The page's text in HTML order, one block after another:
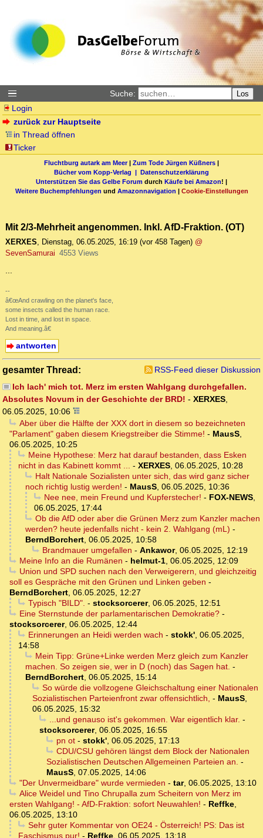
Suche: Los
Login
zurück zur Hauptseite
in Thread öffnen
Ticker
Fluchtburg autark am Meer| Zum Tode Jürgen Küßners |
Bücher vom Kopp-Verlag | Datenschutzerklärung
Unterstützen Sie das Gelbe Forum durch Käufe bei Amazon! |
Weitere Buchempfehlungen und Amazonnavigation | Cookie-Einstellungen
Mit 2/3-Mehrheit angenommen. Inkl. AfD-Fraktion. (OT)
XERXES, Dienstag, 06.05.2025, 16:19 (vor 458 Tagen) @
SevenSamurai 4553 Views
...
--
â€œAnd crawling on the planet's face,
some insects called the human race.
Lost in time, and lost in space.
And meaning.â€
antworten
gesamter Thread:
RSS-Feed dieser Diskussion
Ich lach' mich tot. Merz im ersten Wahlgang durchgefallen.
Absolutes Novum in der Geschichte der BRD! - XERXES,
06.05.2025, 10:06
Aber über die Hälfte der XXX dort in diesem so bezeichneten
"Parlament" gaben diesem Kriegstreiber die Stimme! - MausS,
06.05.2025, 10:25
Meine Hypothese: Merz hat darauf bestanden, dass Esken
nicht in das Kabinett kommt ... - XERXES, 06.05.2025, 10:28
Halt Nationale Sozialisten unter sich, das wird ganz sicher
noch richtig lustig werden! - MausS, 06.05.2025, 10:36
Nee nee, mein Freund und Kupferstecher! - FOX-NEWS,
06.05.2025, 17:44
Ob die AfD oder aber die Grünen Merz zum Kanzler machen
werden? heute jedenfalls nicht - kein 2. Wahlgang (mL) -
BerndBorchert, 06.05.2025, 10:58
Brandmauer umgefallen - Ankawor, 06.05.2025, 12:19
Meine Info an die Rumänen - helmut-1, 06.05.2025, 12:09
Union und SPD suchen nach den Verweigerern, und gleichzeitig
soll es Gespräche mit den Grünen und Linken geben -
BerndBorchert, 06.05.2025, 12:27
Typisch "BILD". - stocksorcerer, 06.05.2025, 12:51
Eine Sternstunde der parlamentarischen Demokratie?-
stocksorcerer, 06.05.2025, 12:44
Erinnerungen an Heidi werden wach - stokk', 06.05.2025,
14:58
Mein Tipp: Grüne+Linke werden Merz gleich zum Kanzler
machen. So zeigen sie, wer in D (noch) das Sagen hat. -
BerndBorchert, 06.05.2025, 15:14
So würde die vollzogene Gleichschaltung einer Nationalen
Sozialistischen Parteienfront zwar offensichtlich, - MausS,
06.05.2025, 15:32
...und genauso ist's gekommen. War eigentlich klar. -
stocksorcerer, 06.05.2025, 16:55
pn ot- stokk', 06.05.2025, 17:13
CDU/CSU gehören längst dem Block der Nationalen
Sozialistischen Deutschen Allgemeinen Parteien an. -
MausS, 07.05.2025, 14:06
"Der Unvermeidbare" wurde vermieden - tar, 06.05.2025, 13:10
Alice Weidel und Tino Chrupalla zum Scheitern von Merz im
ersten Wahlgang! - AfD-Fraktion: sofort Neuwahlen! - Reffke,
06.05.2025, 13:10
Sehr guter Kommentar von OE24 - Österreich! PS: Das ist
Faschismus pur! - Reffke, 06.05.2025, 13:18